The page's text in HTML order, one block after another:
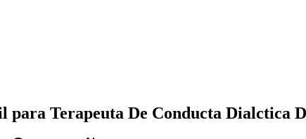
para Terapeuta De Conducta Dialctica